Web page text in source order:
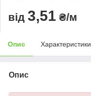
від 3,51 ₴/м
Опис Характеристики
Опис